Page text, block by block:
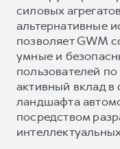
силовых
альтернативные
позволяет GWM
умные и
пользователей
активный вклад в
ландшафта
посредством